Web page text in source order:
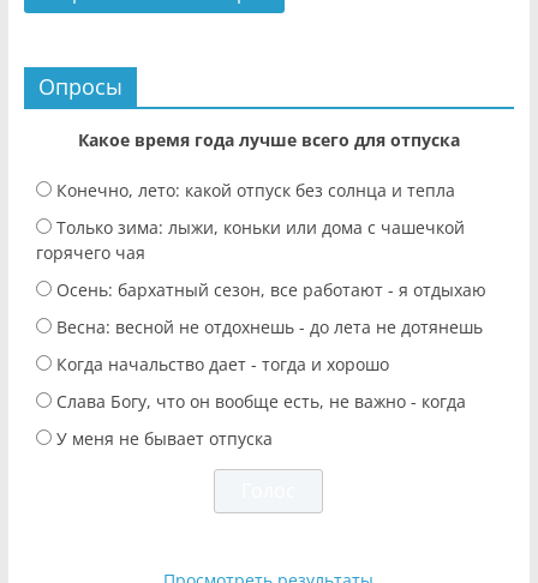
Опросы
Какое время года лучше всего для отпуска
Конечно, лето: какой отпуск без солнца и тепла
Только зима: лыжи, коньки или дома с чашечкой
горячего чая
Осень: бархатный сезон, все работают - я отдыхаю
Весна: весной не отдохнешь - до лета не дотянешь
Когда начальство дает - тогда и хорошо
Слава Богу, что он вообще есть, не важно - когда
У меня не бывает отпуска